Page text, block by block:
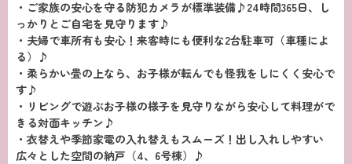
・ご家族の安心を守る防犯カメラが標準装備♪24時間365日、し
っかりとご自宅を見守ります♪
・夫婦で車所有も安心！来客時にも便利な2台駐車可（車種によ
る）♪
・柔らかい畳の上なら、お子様が転んでも怪我をしにくく安心で
す♪
・リビングで遊ぶお子様の様子を見守りながら安心して料理がで
きる対面キッチン♪
・衣替えや季節家電の入れ替えもスムーズ！出し入れしやすい
広々とした空間の納戸（4、6号棟）♪